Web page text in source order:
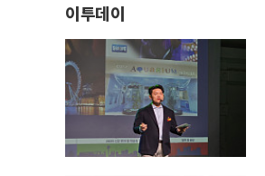
이투데이